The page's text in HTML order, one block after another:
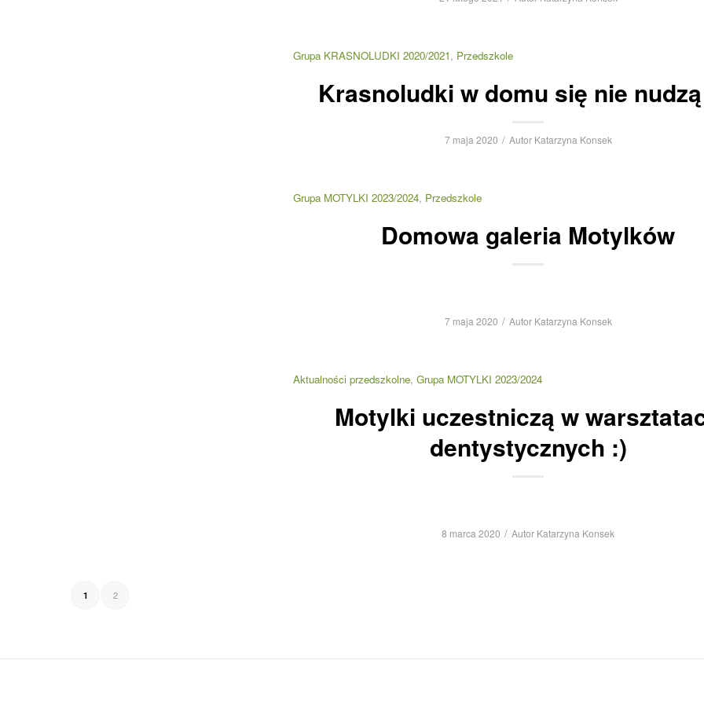
Grupa KRASNOLUDKI 2020/2021, Przedszkole
Krasnoludki w domu się nie
7 maja 2020 / Autor Katarzyna Konsek
Grupa MOTYLKI 2023/2024, Przedszkole
Domowa galeria Motylków
7 maja 2020 / Autor Katarzyna Konsek
Aktualności przedszkolne, Grupa MOTYLKI 2023/2024
Motylki uczestniczą w
dentystycznych :)
8 marca 2020 / Autor Katarzyna Konsek
1 2